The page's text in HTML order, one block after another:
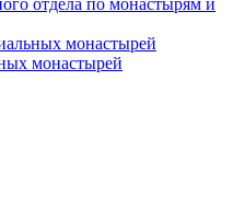
отдела по монастырям и
монастырей
монастырей